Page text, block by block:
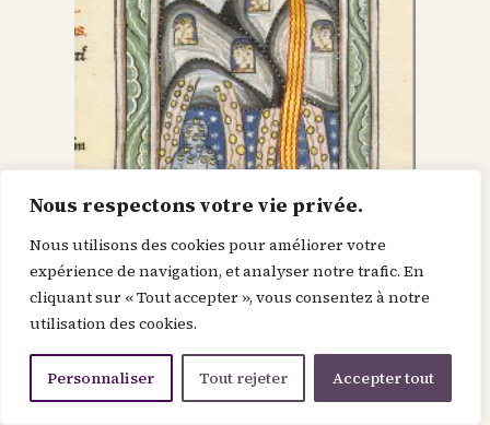
Nous respectons votre vie privée.
Nous utilisons des cookies pour améliorer votre
expérience de navigation, et analyser notre trafic. En
cliquant sur « Tout accepter », vous consentez à notre
utilisation des cookies.
Personnaliser Tout rejeter Accepter tout
Dieu dans le Christ,
recherche l’homme et
le renouvelle